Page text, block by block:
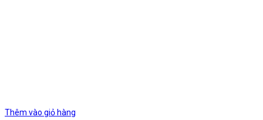
Thêm vào giỏ hàng